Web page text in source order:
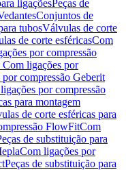
ligaçõesPeças de
Conjuntos de
tubosVálvulas de corte
de corte esféricasCom
por compressão
Com ligações por
compressão Geberit
por compressão
para montagem
de corte esféricas para
FlowFitCom
de substituição para
Com ligações por
Peças de substituição para